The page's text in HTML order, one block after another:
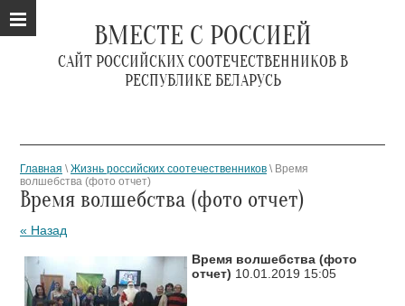
ВМЕСТЕ С РОССИЕЙ
САЙТ РОССИЙСКИХ СООТЕЧЕСТВЕННИКОВ В
РЕСПУБЛИКЕ БЕЛАРУСЬ
Главная \Жизнь российских соотечественников \ Время
волшебства (фото отчет)
Время волшебства (фото отчет)
« Назад
Время волшебства (фото
отчет) 10.01.2019 15:05